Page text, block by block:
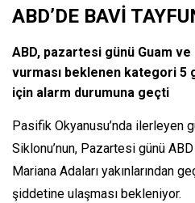
ABD’DE BAVİ
ABD, pazartesi günü Guam ve
vurması beklenen kategori 5
için alarm durumuna geçti
Pasifik Okyanusu’nda ilerleyen
Siklonu’nun, Pazartesi günü
Mariana Adaları yakınlarından
şiddetine ulaşması bekleniyor.